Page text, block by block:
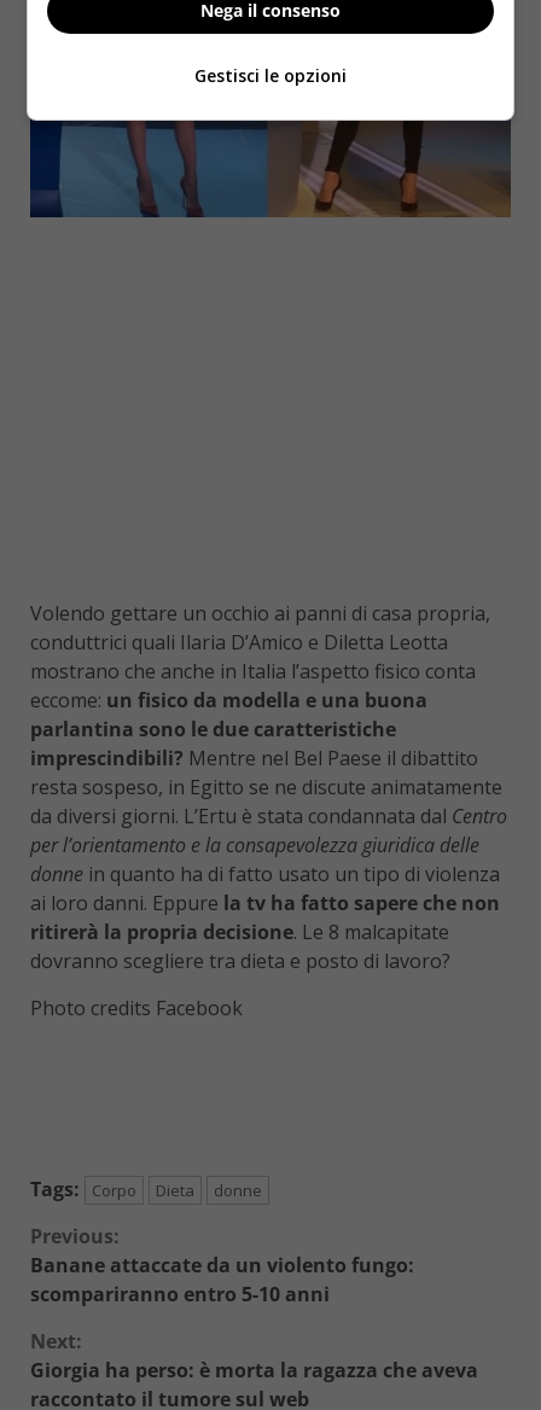
Volendo gettare un occhio ai panni di casa propria,
conduttrici quali Ilaria D’Amico e Diletta Leotta
mostrano che anche in Italia l’aspetto fisico conta
eccome: un fisico da modella e una buona
parlantina sono le due caratteristiche
imprescindibili? Mentre nel Bel Paese il dibattito
resta sospeso, in Egitto se ne discute animatamente
da diversi giorni. L’Ertu è stata condannata dal Centro
per l’orientamento e la consapevolezza giuridica delle
donne in quanto ha di fatto usato un tipo di violenza
ai loro danni. Eppure la tv ha fatto sapere che non
ritirerà la propria decisione. Le 8 malcapitate
dovranno scegliere tra dieta e posto di lavoro?
Photo credits Facebook
Tags: Corpo Dieta donne
Continue
Reading
Previous:
Banane attaccate da un violento fungo:
scompariranno entro 5-10 anni
Next:
Giorgia ha perso: è morta la ragazza che aveva
raccontato il tumore sul web
Nega il consenso
Gestisci le opzioni